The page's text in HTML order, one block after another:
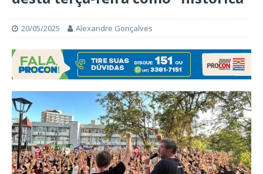
20/05/2025 Alexandre Gonçalves